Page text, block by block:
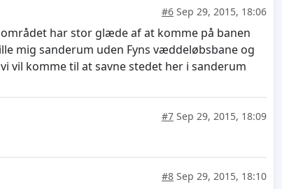
#6 Sep 29, 2015, 18:06
har stor glæde af at komme på banen
mig sanderum uden Fyns væddeløbsbane og
komme til at savne stedet her i sanderum
#7 Sep 29, 2015, 18:09
#8 Sep 29, 2015, 18:10